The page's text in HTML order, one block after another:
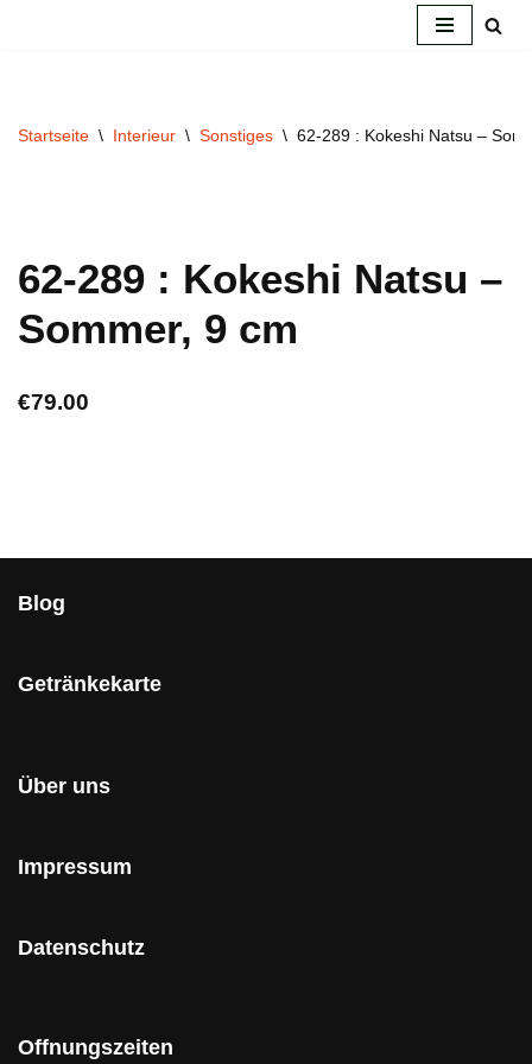
Startseite \ Interieur \ Sonstiges \ 62-289 : Kokeshi Natsu –
62-289 : Kokeshi Natsu –
Sommer, 9 cm
€79.00
Blog
Getränkekarte
Über uns
Impressum
Datenschutz
Offnungszeiten